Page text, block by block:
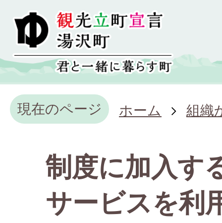
現在のページ ホーム 組織
制度に加入す
サービスを利